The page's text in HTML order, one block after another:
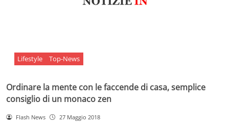
Lifestyle Top-News
Ordinare la mente con le faccende di casa, semplice
consiglio di un monaco zen
Flash News 27 Maggio 2018